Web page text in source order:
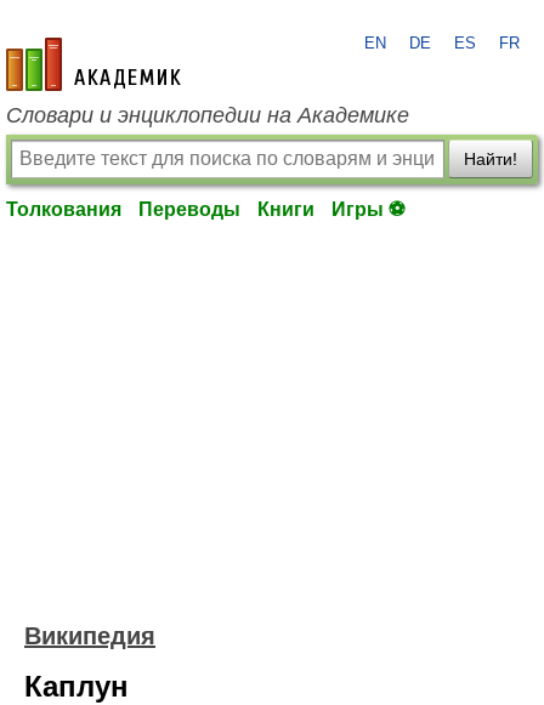
academic.ru
EN DE ES FR
Словари и энциклопедии на Академике
Найти!
Толкования Переводы Книги Игры ⚽
Википедия
Каплун